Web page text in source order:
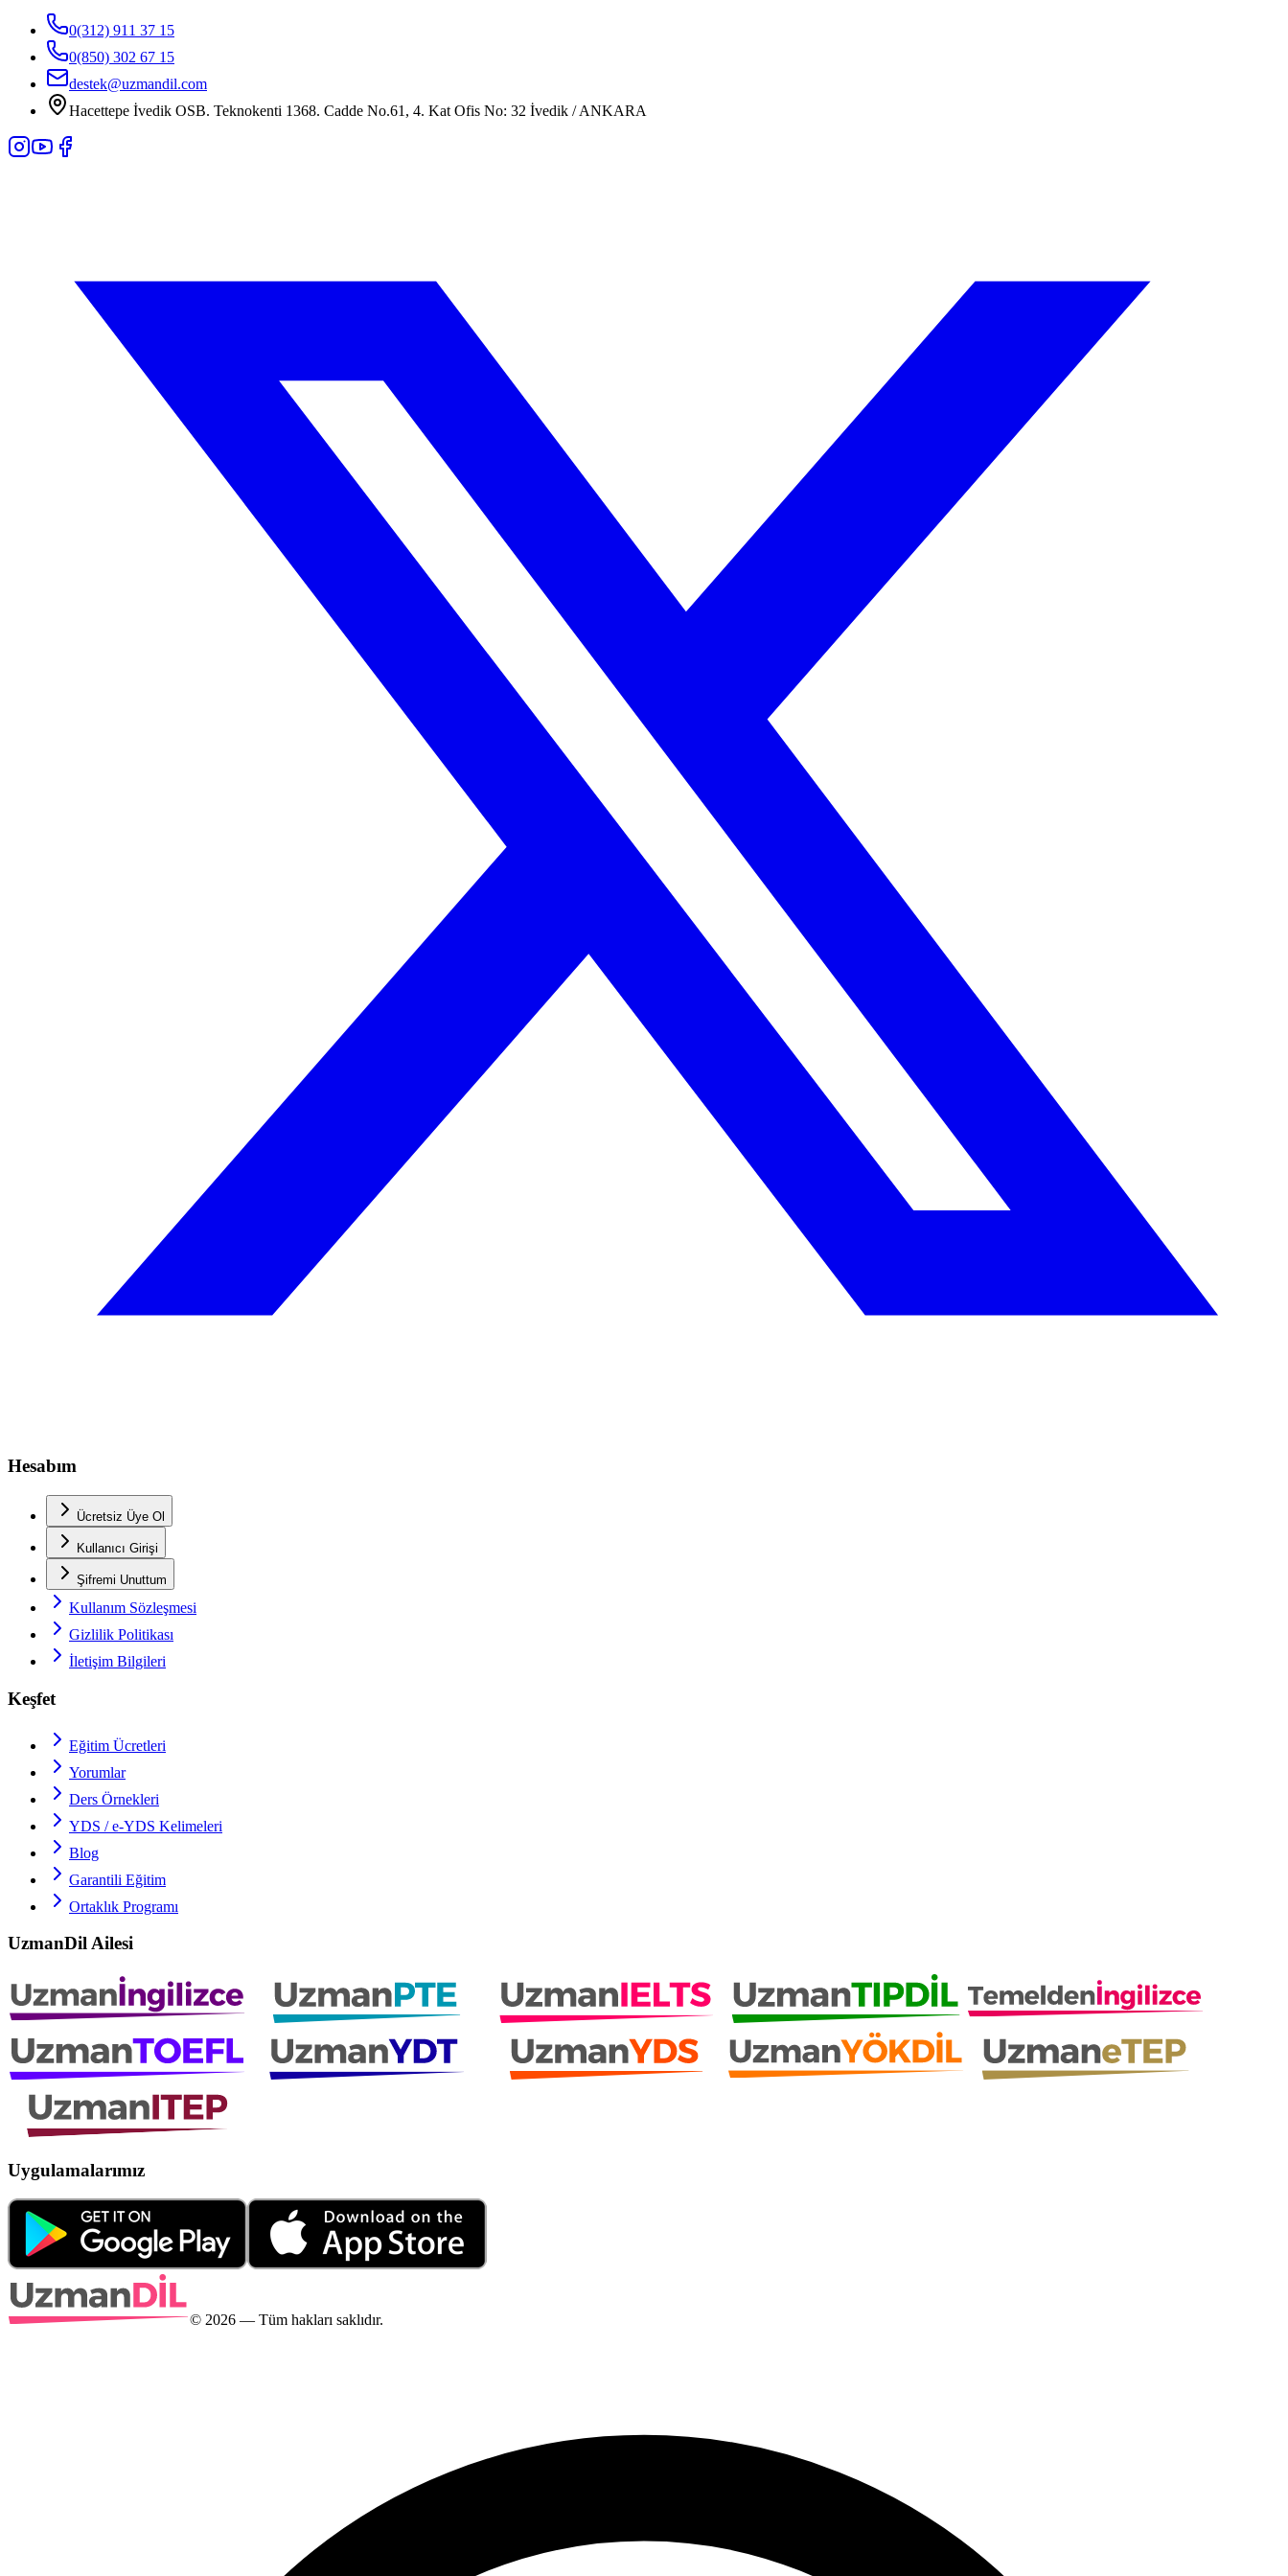
0(312) 911 37 15
0(850) 302 67 15
destek@uzmandil.com
Hacettepe İvedik OSB. Teknokenti 1368. Cadde No.61, 4. Kat Ofis No: 32 İvedik / ANKARA
Hesabım
Ücretsiz Üye Ol
Kullanıcı Girişi
Şifremi Unuttum
Kullanım Sözleşmesi
Gizlilik Politikası
İletişim Bilgileri
Keşfet
Eğitim Ücretleri
Yorumlar
Ders Örnekleri
YDS / e-YDS Kelimeleri
Blog
Garantili Eğitim
Ortaklık Programı
UzmanDil Ailesi
Uygulamalarımız
© 2026 — Tüm hakları saklıdır.